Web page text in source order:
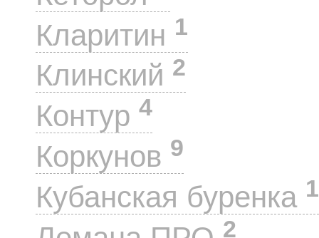
Кларитин 1
Клинский 2
Контур 4
Коркунов 9
Кубанская буренка 1
2